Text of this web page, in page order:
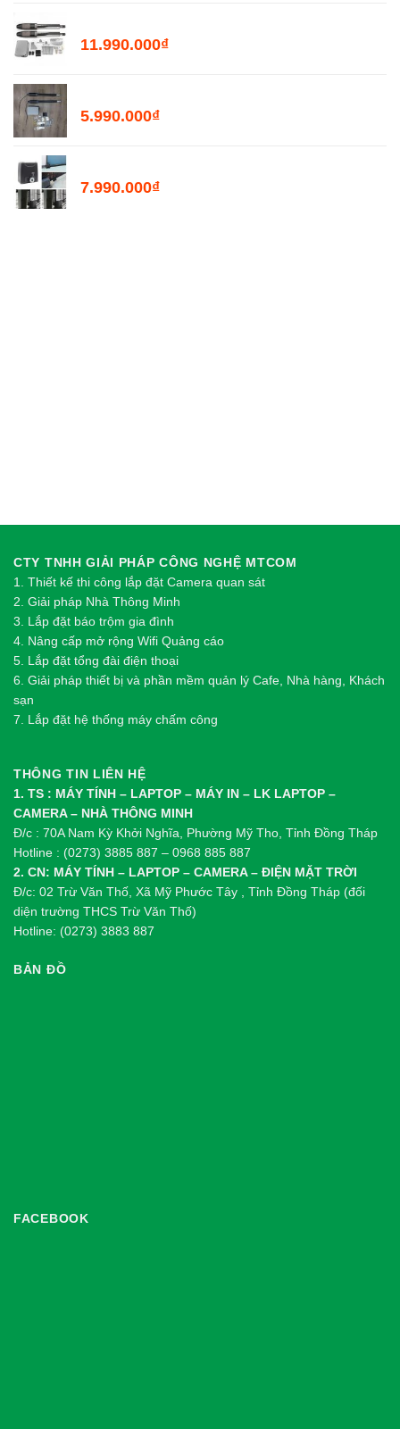
11.990.000₫
5.990.000₫
7.990.000₫
CTY TNHH GIẢI PHÁP CÔNG NGHỆ MTCOM
1. Thiết kế thi công lắp đặt Camera quan sát
2. Giải pháp Nhà Thông Minh
3. Lắp đặt báo trộm gia đình
4. Nâng cấp mở rộng Wifi Quảng cáo
5. Lắp đặt tổng đài điện thoại
6. Giải pháp thiết bị và phần mềm quản lý Cafe, Nhà hàng, Khách
sạn
7. Lắp đặt hệ thống máy chấm công
THÔNG TIN LIÊN HỆ
1. TS : MÁY TÍNH – LAPTOP – MÁY IN – LK LAPTOP –
CAMERA – NHÀ THÔNG MINH
Đ/c : 70A Nam Kỳ Khởi Nghĩa, Phường Mỹ Tho, Tỉnh Đồng Tháp
Hotline : (0273) 3885 887 – 0968 885 887
2. CN: MÁY TÍNH – LAPTOP – CAMERA – ĐIỆN MẶT TRỜI
Đ/c: 02 Trừ Văn Thố, Xã Mỹ Phước Tây , Tỉnh Đồng Tháp (đối
diện trường THCS Trừ Văn Thố)
Hotline: (0273) 3883 887
BẢN ĐỒ
FACEBOOK